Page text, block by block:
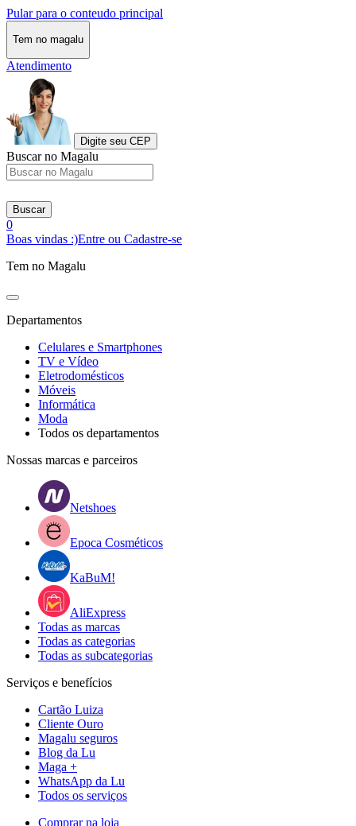
Pular para o conteudo principal
Tem no magalu
Atendimento
Digite seu CEP
Buscar no Magalu
Buscar
0
Boas vindas :)Entre ou Cadastre-se
Tem no Magalu
Departamentos
Celulares e Smartphones
TV e Vídeo
Eletrodomésticos
Móveis
Informática
Moda
Todos os departamentos
Nossas marcas e parceiros
Netshoes
Epoca Cosméticos
KaBuM!
AliExpress
Todas as marcas
Todas as categorias
Todas as subcategorias
Serviços e benefícios
Cartão Luiza
Cliente Ouro
Magalu seguros
Blog da Lu
Maga +
WhatsApp da Lu
Todos os serviços
Comprar na loja